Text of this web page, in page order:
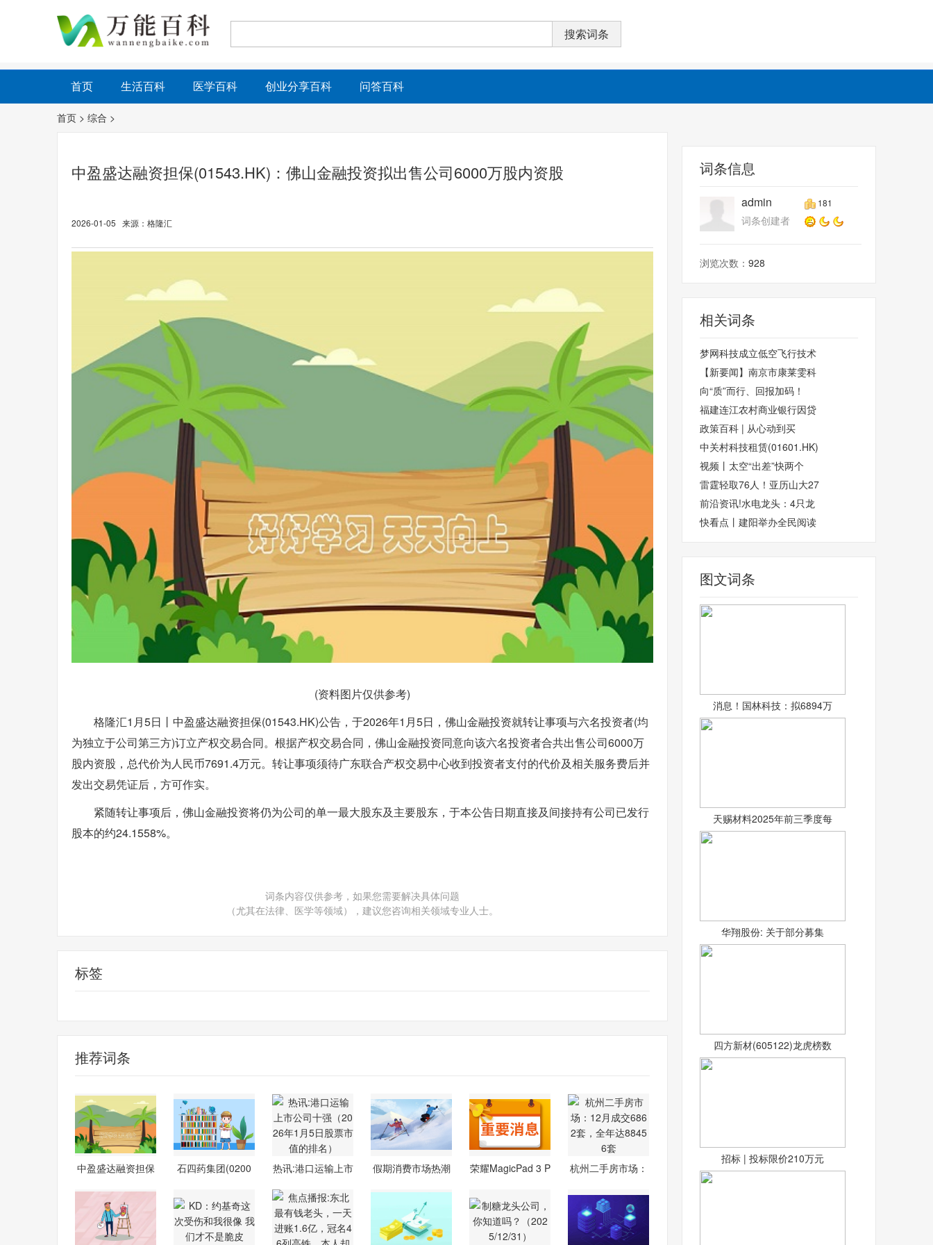
首页 生活百科 医学百科 创业分享百科 问答百科
首页 > 综合 >
中盈盛达融资担保(01543.HK)：佛山金融投资拟出售公司6000万股内资股
2026-01-05 来源：格隆汇
(资料图片仅供参考)
格隆汇1月5日丨中盈盛达融资担保(01543.HK)公告，于2026年1月5日，佛山金融投资就转让事项与六名投资者(均
为独立于公司第三方)订立产权交易合同。根据产权交易合同，佛山金融投资同意向该六名投资者合共出售公司6000万
股内资股，总代价为人民币7691.4万元。转让事项须待广东联合产权交易中心收到投资者支付的代价及相关服务费后并
发出交易凭证后，方可作实。
紧随转让事项后，佛山金融投资将仍为公司的单一最大股东及主要股东，于本公告日期直接及间接持有公司已发行
股本的约24.1558%。
词条内容仅供参考，如果您需要解决具体问题
（尤其在法律、医学等领域），建议您咨询相关领域专业人士。
标签
推荐词条
中盈盛达融资担保
石四药集团(0200
热讯:港口运输上市
假期消费市场热潮
荣耀MagicPad 3 P
杭州二手房市场：
词条信息
admin 181
词条创建者
浏览次数： 928
相关词条
梦网科技成立低空飞行技术
【新要闻】南京市康莱雯科
向“质”而行、回报加码！
福建连江农村商业银行因贷
政策百科 | 从心动到买
中关村科技租赁(01601.HK)
视频丨太空“出差”快两个
雷霆轻取76人！亚历山大27
前沿资讯!水电龙头：4只龙
快看点丨建阳举办全民阅读
图文词条
消息！国林科技：拟6894万
天赐材料2025年前三季度每
华翔股份: 关于部分募集
四方新材(605122)龙虎榜数
招标 | 投标限价210万元